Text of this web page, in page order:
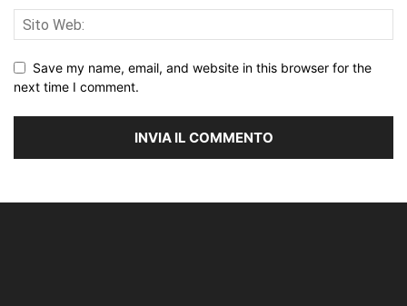
Save my name, email, and website in this browser for the
next time I comment.